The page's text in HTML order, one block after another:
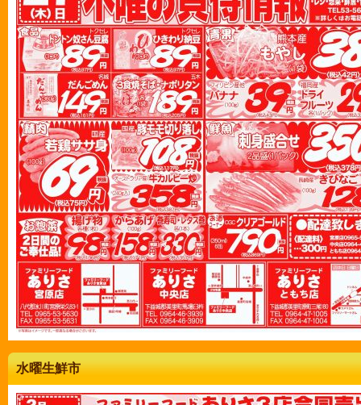
水曜生鮮市